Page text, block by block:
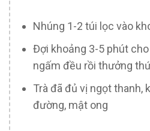
Nhúng 1-2 túi lọc vào
Đợi khoảng 3-5 phút
ngấm đều rồi thưởng
Trà đã đủ vị ngọt thanh,
đường, mật ong